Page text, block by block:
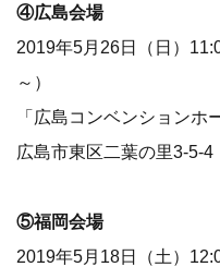
④広島​会場
2019年5月26日（日）
～）
「広島コンベンション
広島市東区二葉の里3-5-4
⑤福岡会場
2019年5月18日（土）